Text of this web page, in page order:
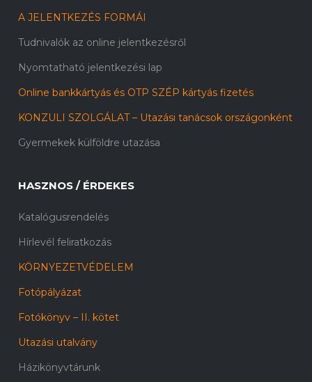
A JELENTKEZÉS FORMÁI
Tudnivalók az online jelentkezésről
Nyomtatható jelentkezési lap
Online bankkártyás és OTP SZÉP kártyás fizetés
KONZULI SZOLGÁLAT – Utazási tanácsok országonként
Gyermekek külföldre utazása
HASZNOS / ÉRDEKES
Katalógusrendelés
Hírlevél feliratkozás
KÖRNYEZETVÉDELEM
Fotópályázat
Fotókönyv – II. kötet
Utazási utalvány
Házikönyvtárunk